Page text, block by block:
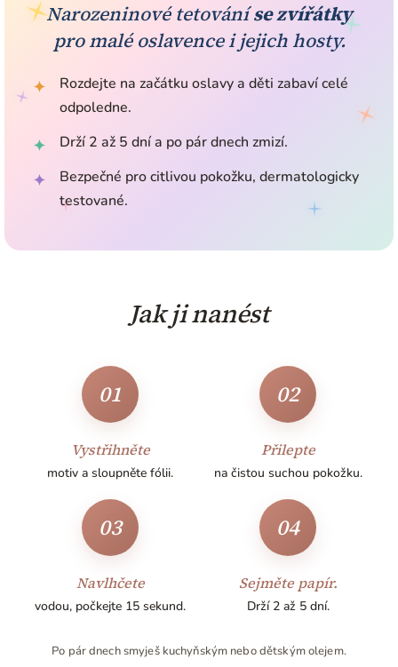
Narozeninové tetováníse zvířátky
pro malé oslavence i jejich hosty.
✦
Rozdejte na začátku oslavy a děti zabaví celé
odpoledne.
✦ Drží 2 až 5 dní a po pár dnech zmizí.
✦
Bezpečné pro citlivou pokožku, dermatologicky
testované.
Jak ji nanést
01
Vystřihněte
motiv a sloupněte fólii.
02
Přilepte
na čistou suchou pokožku.
03
Navlhčete
vodou, počkejte 15 sekund.
04
Sejměte papír.
Drží 2 až 5 dní.
Po pár dnech smyješ kuchyňským nebo dětským olejem.